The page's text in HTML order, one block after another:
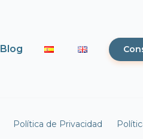
Blog
Política de Privacidad